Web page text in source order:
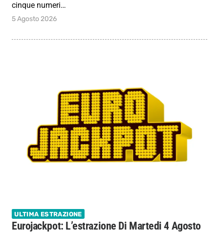
cinque numeri…
5 Agosto 2026
ULTIMA ESTRAZIONE
Eurojackpot: L’estrazione Di Martedi 4 Agosto